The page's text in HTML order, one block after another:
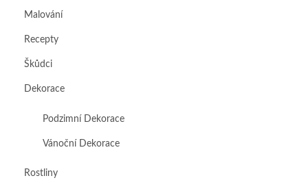
Malování
Recepty
Škůdci
Dekorace
Podzimní Dekorace
Vánoční Dekorace
Rostliny